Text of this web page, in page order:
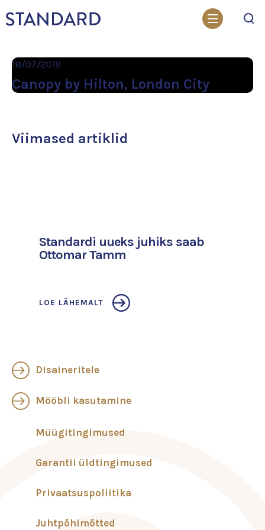
18/07/2019
Canopy by Hilton, London City
Viimased artiklid
Standardi uueks juhiks saab
Ottomar Tamm
LOE LÄHEMALT
Disaineritele
Mööbli kasutamine
Müügitingimused
Garantii üldtingimused
Privaatsuspoliitika
Juhtpõhimõtted